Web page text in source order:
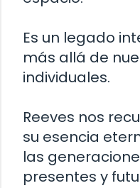
Es un legado
más allá de
individuales.
Reeves nos
su esencia
las
presentes y